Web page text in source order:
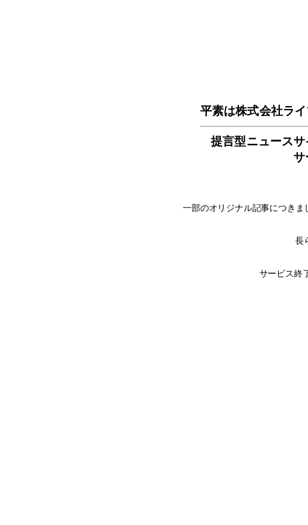
平素は株式会社ラ
提言型ニュースサ
サ
一部のオリジナル記事につきま
長
サービス終